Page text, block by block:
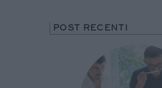
POST RECENTI